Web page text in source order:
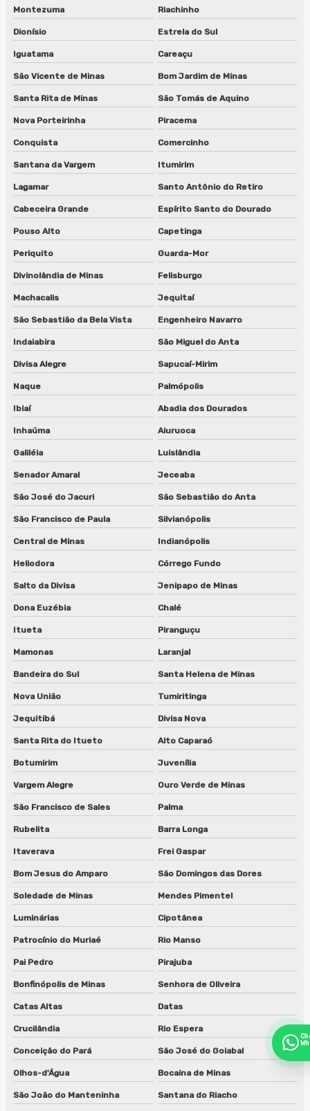
Montezuma Riachinho
Dionísio Estrela do Sul
Iguatama Careaçu
São Vicente de Minas Bom Jardim de Minas
Santa Rita de Minas São Tomás de Aquino
Nova Porteirinha Piracema
Conquista Comercinho
Santana da Vargem Itumirim
Lagamar Santo Antônio do Retiro
Cabeceira Grande Espírito Santo do Dourado
Pouso Alto Capetinga
Periquito Guarda-Mor
Divinolândia de Minas Felisburgo
Machacalis Jequitaí
São Sebastião da Bela Vista Engenheiro Navarro
Indaiabira São Miguel do Anta
Divisa Alegre Sapucaí-Mirim
Naque Palmópolis
Ibiaí Abadia dos Dourados
Inhaúma Aiuruoca
Galiléia Luislândia
Senador Amaral Jeceaba
São José do Jacuri São Sebastião do Anta
São Francisco de Paula Silvianópolis
Central de Minas Indianópolis
Heliodora Córrego Fundo
Salto da Divisa Jenipapo de Minas
Dona Euzébia Chalé
Itueta Piranguçu
Mamonas Laranjal
Bandeira do Sul Santa Helena de Minas
Nova União Tumiritinga
Jequitibá Divisa Nova
Santa Rita do Itueto Alto Caparaó
Botumirim Juvenília
Vargem Alegre Ouro Verde de Minas
São Francisco de Sales Palma
Rubelita Barra Longa
Itaverava Frei Gaspar
Bom Jesus do Amparo São Domingos das Dores
Soledade de Minas Mendes Pimentel
Luminárias Cipotânea
Patrocínio do Muriaé Rio Manso
Pai Pedro Pirajuba
Bonfinópolis de Minas Senhora de Oliveira
Catas Altas Datas
Crucilândia Rio Espera
Conceição do Pará São José do Goiabal
Olhos-d'Água Bocaina de Minas
São João do Manteninha Santana do Riacho